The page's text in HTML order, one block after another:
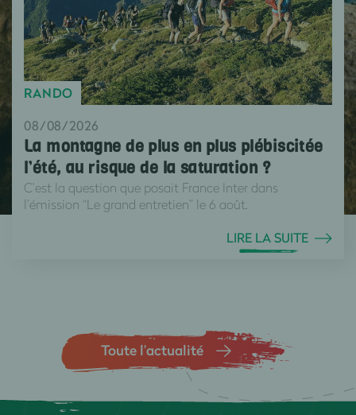
RANDO
08/08/2026
La montagne de plus en plus plébiscitée
l’été, au risque de la saturation ?
C’est la question que posait France Inter dans
l’émission “Le grand entretien” le 6 août.
LIRE LA SUITE
Toute l’actualité